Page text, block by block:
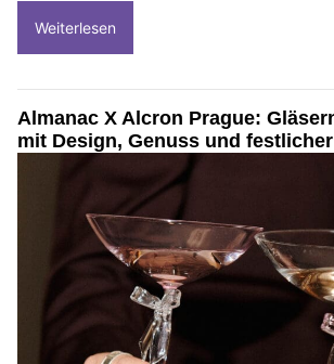
Weiterlesen
Almanac X Alcron Prague:
mit Design, Genuss und